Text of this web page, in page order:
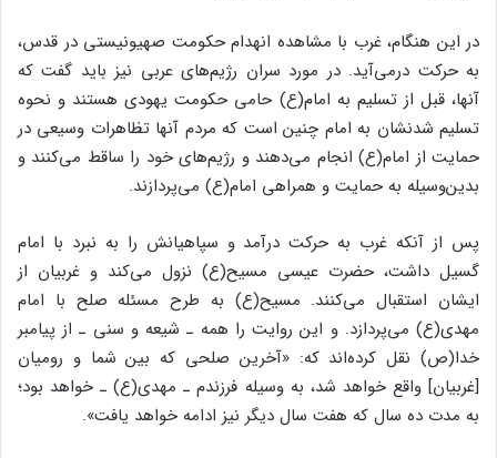
در این هنگام، غرب با مشاهده انهدام حکومت صهیونیستی در قدس،
به حرکت درمی‌آید. در مورد سران رژیم‌های عربی نیز باید گفت که
آنها، قبل از تسلیم به امام(ع) حامی حکومت یهودی هستند و نحوه
تسلیم شدنشان به امام چنین است که مردم آنها تظاهرات وسیعی در
حمایت از امام(ع) انجام می‌دهند و رژیم‌های خود را ساقط می‌کنند و
بدین‌وسیله به حمایت و همراهی امام(ع) می‌پردازند.
پس از آنکه غرب به حرکت درآمد و سپاهیانش را به نبرد با امام
گسیل داشت، حضرت عیسی مسیح(ع) نزول می‌کند و غربیان از
ایشان استقبال می‌کنند. مسیح(ع) به طرح مسئله صلح با امام
مهدی(ع) می‌پردازد. و این روایت را همه ـ شیعه و سنی ـ از پیامبر
خدا(ص) نقل کرده‌اند که: «آخرین صلحی که بین شما و رومیان
[غربیان] واقع خواهد شد، به وسیله فرزندم ـ مهدی(ع) ـ خواهد بود؛
به مدت ده سال که هفت سال دیگر نیز ادامه خواهد یافت».